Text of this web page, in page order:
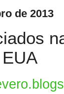
de 2013